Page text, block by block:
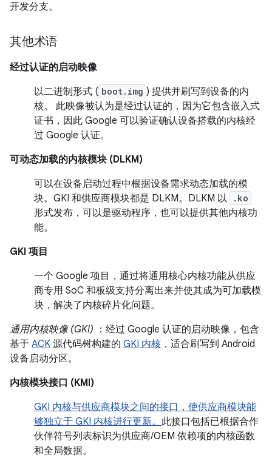
开发分支。
其他术语
经过认证的启动映像
以二进制形式 ( boot.img ) 提供并刷写到设备的内
核。 此映像被认为是经过认证的，因为它包含嵌入式
证书，因此 Google 可以验证确认设备搭载的内核经
过 Google 认证。
可动态加载的内核模块 (DLKM)
可以在设备启动过程中根据设备需求动态加载的模
块。GKI 和供应商模块都是 DLKM。DLKM 以
.ko
形式发布，可以是驱动程序，也可以提供其他内核功
能。
GKI 项目
一个 Google 项目，通过将通用核心内核功能从供应
商专用 SoC 和板级支持分离出来并使其成为可加载模
块，解决了内核碎片化问题。
通用内核映像 (GKI) ：经过 Google 认证的启动映像，包含
基于 ACK 源代码树构建的 GKI 内核 ，适合刷写到 Android
设备启动分区。
内核模块接口 (KMI)
GKI 内核与供应商模块之间的接口，使供应商模块能
够独立于 GKI 内核进行更新。 此接口包括已根据合作
伙伴符号列表标识为供应商/OEM 依赖项的内核函数
和全局数据。